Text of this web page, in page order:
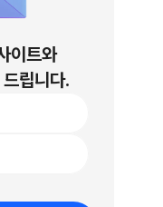
이트와
립니다.